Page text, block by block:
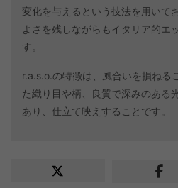
変化を与えるという技法を用いて
よさを残しながらもイタリア的エ
す。
r.a.s.o.の特徴は、風合いを損ねる
た織り目や柄、良質で深みのある
あり、仕立て映えすることです。